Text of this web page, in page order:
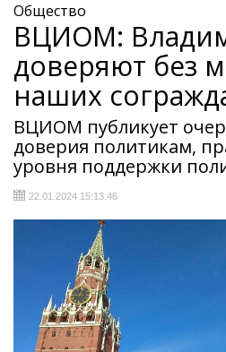
Общество
ВЦИОМ:
доверяют без
наших
ВЦИОМ публикует
доверия политикам,
уровня поддержки
22.01.2024 15:13:46